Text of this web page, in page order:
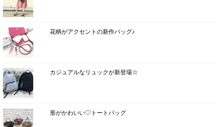
花柄がアクセントの新作バッグ♪
カジュアルなリュックが新登場☆
形がかわいい♡トートバッグ